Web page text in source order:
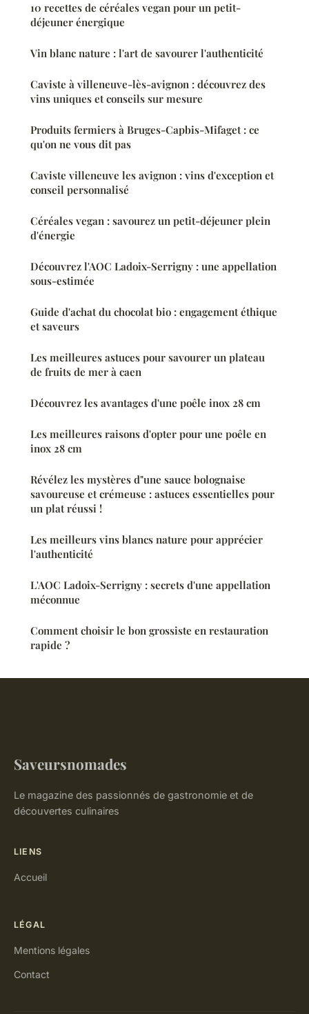
10 recettes de céréales vegan pour un petit-
déjeuner énergique
Vin blanc nature : l'art de savourer l'authenticité
Caviste à villeneuve-lès-avignon : découvrez des
vins uniques et conseils sur mesure
Produits fermiers à Bruges-Capbis-Mifaget : ce
qu'on ne vous dit pas
Caviste villeneuve les avignon : vins d'exception et
conseil personnalisé
Céréales vegan : savourez un petit-déjeuner plein
d'énergie
Découvrez l'AOC Ladoix-Serrigny : une appellation
sous-estimée
Guide d'achat du chocolat bio : engagement éthique
et saveurs
Les meilleures astuces pour savourer un plateau
de fruits de mer à caen
Découvrez les avantages d'une poêle inox 28 cm
Les meilleures raisons d'opter pour une poêle en
inox 28 cm
Révélez les mystères d"une sauce bolognaise
savoureuse et crémeuse : astuces essentielles pour
un plat réussi !
Les meilleurs vins blancs nature pour apprécier
l'authenticité
L'AOC Ladoix-Serrigny : secrets d'une appellation
méconnue
Comment choisir le bon grossiste en restauration
rapide ?
Saveursnomades
Le magazine des passionnés de gastronomie et de
découvertes culinaires
LIENS
Accueil
LÉGAL
Mentions légales
Contact